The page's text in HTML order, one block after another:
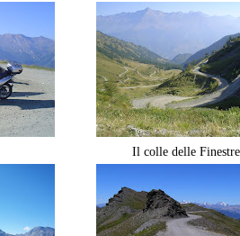
Il colle delle Finestre